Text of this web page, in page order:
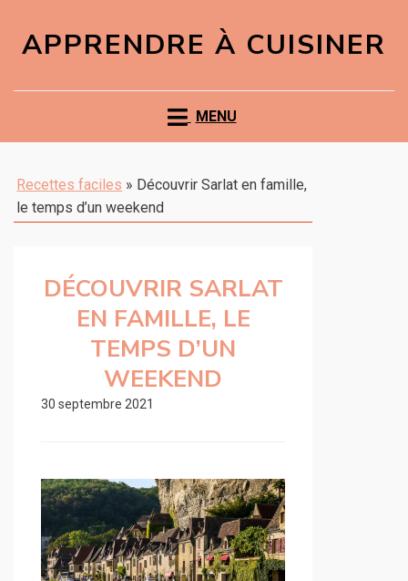
APPRENDRE À CUISINER
MENU
Recettes faciles » Découvrir Sarlat en famille,
le temps d’un weekend
DÉCOUVRIR SARLAT
EN FAMILLE, LE
TEMPS D’UN
WEEKEND
30 septembre 2021